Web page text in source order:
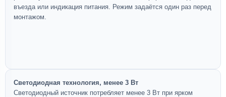
въезда или индикация питания. Режим задаётся один раз перед
монтажом.
Светодиодная технология, менее 3 Вт
Светодиодный источник потребляет менее 3 Вт при ярком